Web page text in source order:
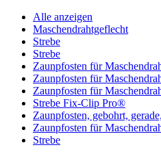
Alle anzeigen
Maschendrahtgeflecht
Strebe
Strebe
Zaunpfosten für
Zaunpfosten für
Zaunpfosten für
Strebe Fix-Clip Pro®
Zaunpfosten, gebohrt,
Zaunpfosten für
Strebe